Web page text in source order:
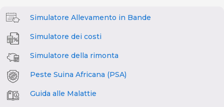
Simulatore Allevamento in Bande
Simulatore dei costi
Simulatore della rimonta
Peste Suina Africana (PSA)
Guida alle Malattie